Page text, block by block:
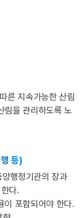
른 지속가능한 산림
림을 관리하도록 노
등)
행정기관의 장과
다.
포함되어야 한다.